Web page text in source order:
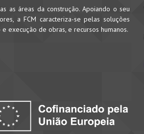
as áreas da construção. Apoiando o seu
a FCM caracteriza-se pelas soluções
execução de obras, e recursos humanos.